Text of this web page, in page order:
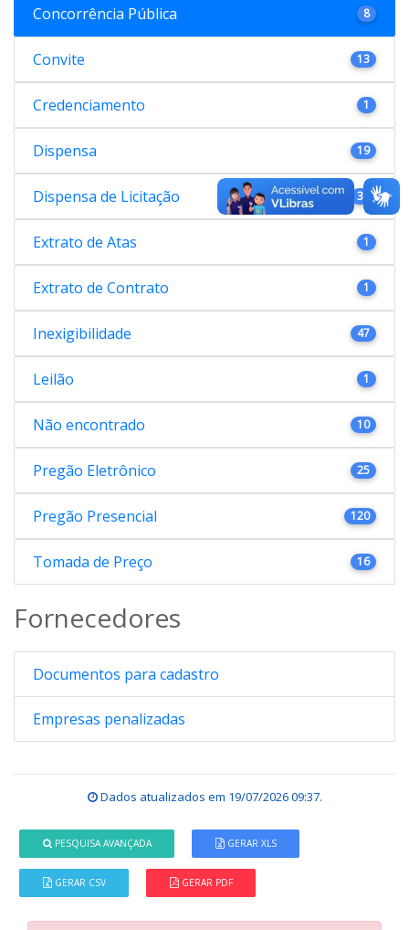
Concorrência Pública 8
Convite 13
Credenciamento 1
Dispensa 19
Dispensa de Licitação 38
Extrato de Atas 1
Extrato de Contrato 1
Inexigibilidade 47
Leilão 1
Não encontrado 10
Pregão Eletrônico 25
Pregão Presencial 120
Tomada de Preço 16
Fornecedores
Documentos para cadastro
Empresas penalizadas
Dados atualizados em 19/07/2026 09:37.
PESQUISA AVANÇADA GERAR XLS
GERAR CSV GERAR PDF